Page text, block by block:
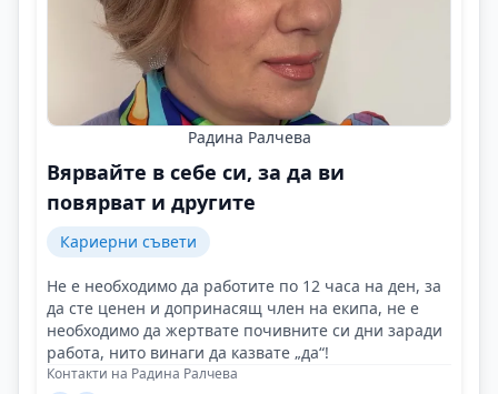
Радина Ралчева
Вярвайте в себе си, за да ви
повярват и другите
Кариерни съвети
Не е необходимо да работите по 12 часа на ден, за
да сте ценен и допринасящ член на екипа, не е
необходимо да жертвате почивните си дни заради
работа, нито винаги да казвате „да“!
Контакти на Радина Ралчева